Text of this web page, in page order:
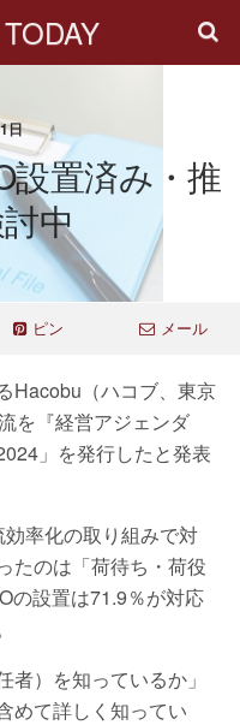
日
設置済み・推
中
ピン メール
Hacobu（ハコブ、東京
を『経営アジェンダ
」を発行したと発表
効率化の取り組みで対
たのは「荷待ち・荷役
の設置は71.9％が対応
者）を知っているか」
めて詳しく知ってい